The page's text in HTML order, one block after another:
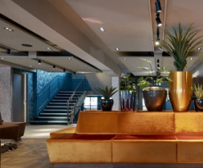
Aantal zalen
1 - 5 zalen
6 - 10 zalen
10 of meer zalen
Aantal personen
1 - 50 personen
50 - 100 personen